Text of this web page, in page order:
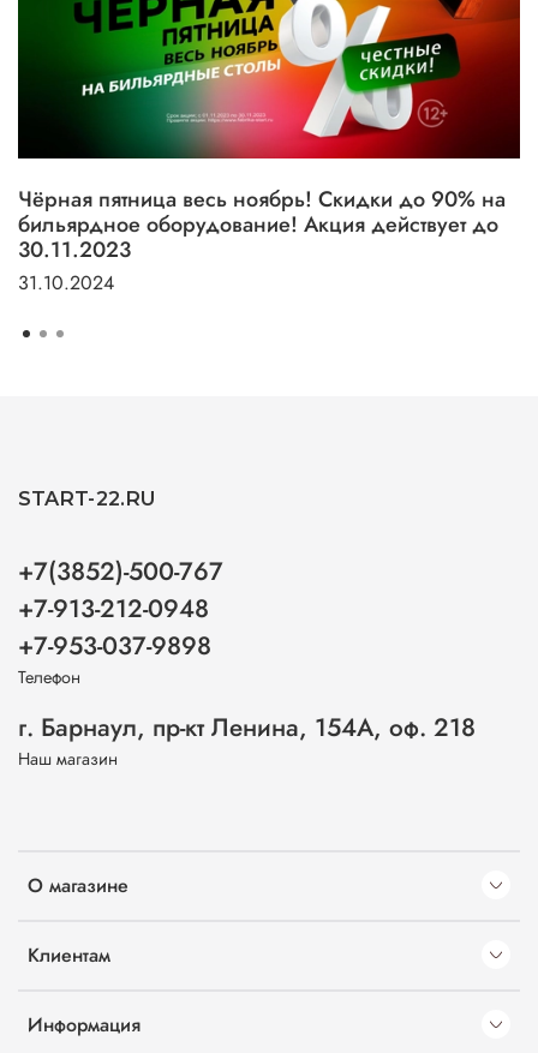
Чёрная пятница весь ноябрь! Скидки до 90% на
бильярдное оборудование! Акция действует до
30.11.2023
31.10.2024
О магазине
Клиентам
Информация
START-22.RU
+7(3852)-500-767
+7-913-212-0948
+7-953-037-9898
Телефон
г. Барнаул, пр-кт Ленина, 154А, оф. 218
Наш магазин